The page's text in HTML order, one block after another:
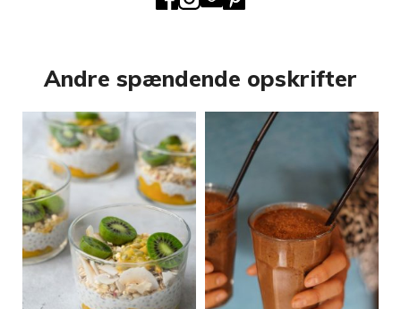
Andre spændende opskrifter